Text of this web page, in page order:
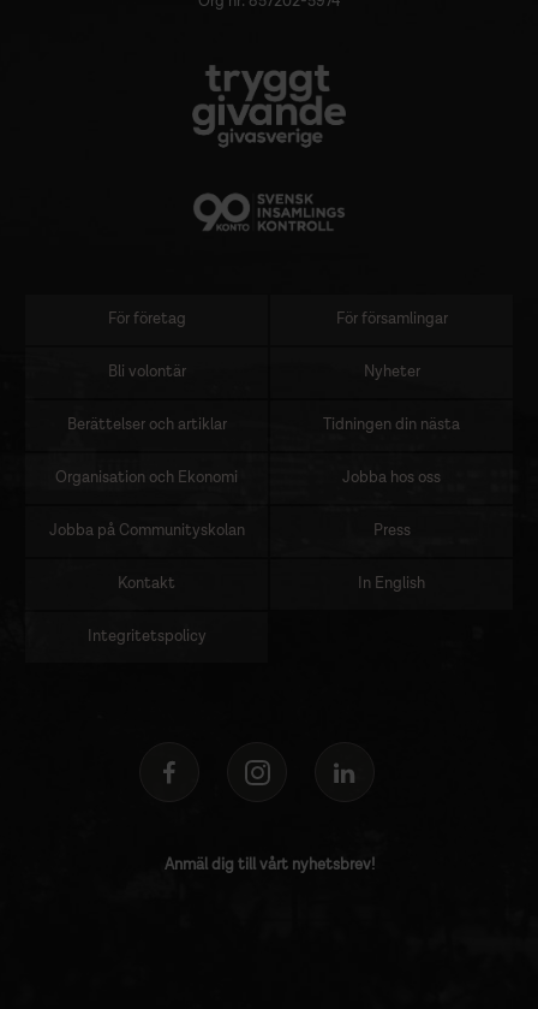
För företag För församlingar
Bli volontär Nyheter
Berättelser och artiklar Tidningen din nästa
Organisation och Ekonomi Jobba hos oss
Jobba på Communityskolan Press
Kontakt In English
Integritetspolicy
Anmäl dig till vårt nyhetsbrev!